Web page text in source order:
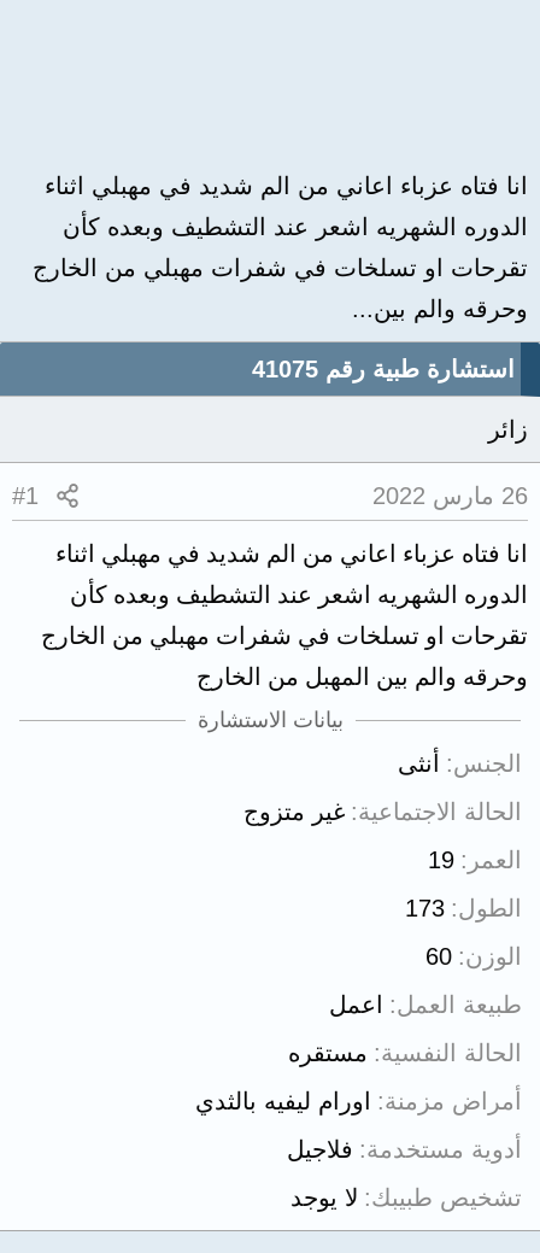
انا فتاه عزباء اعاني من الم شديد في مهبلي اثناء
الدوره الشهريه اشعر عند التشطيف وبعده كأن
تقرحات او تسلخات في شفرات مهبلي من الخارج
وحرقه والم بين...
استشارة طبية رقم 41075
زائر
26 مارس 2022 #1
انا فتاه عزباء اعاني من الم شديد في مهبلي اثناء
الدوره الشهريه اشعر عند التشطيف وبعده كأن
تقرحات او تسلخات في شفرات مهبلي من الخارج
وحرقه والم بين المهبل من الخارج
بيانات الاستشارة
الجنس
أنثى
الحالة الاجتماعية غير متزوج
العمر
19
الطول 173
الوزن 60
طبيعة العمل
اعمل
الحالة النفسية
مستقره
أمراض مزمنة
اورام ليفيه بالثدي
أدوية مستخدمة
فلاجيل
تشخيص طبيبك لا يوجد